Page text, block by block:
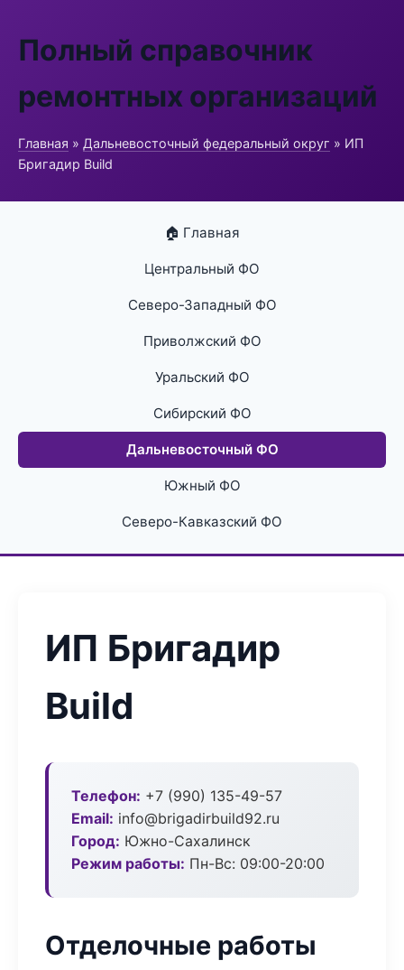
Полный справочник
ремонтных организаций
Главная » Дальневосточный федеральный округ » ИП
Бригадир Build
🏠 Главная
Центральный ФО
Северо-Западный ФО
Приволжский ФО
Уральский ФО
Сибирский ФО
Дальневосточный ФО
Южный ФО
Северо-Кавказский ФО
ИП Бригадир
Build
Телефон: +7 (990) 135-49-57
Email: info@brigadirbuild92.ru
Город: Южно-Сахалинск
Режим работы: Пн-Вс: 09:00-20:00
Отделочные работы